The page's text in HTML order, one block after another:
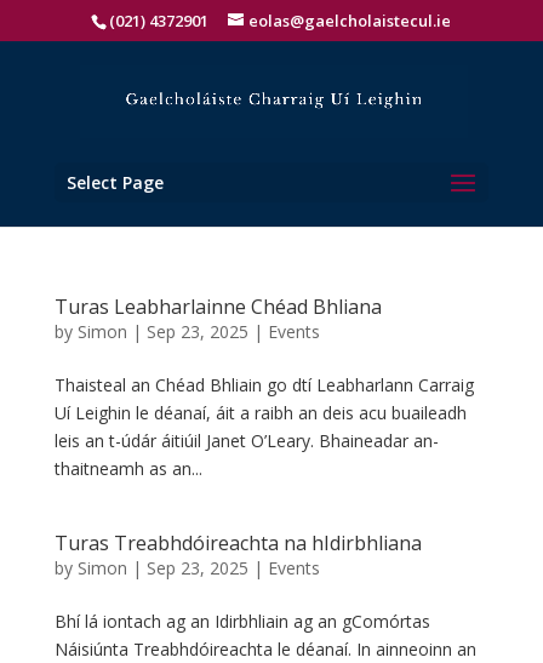
(021) 4372901 eolas@gaelcholaistecul.ie
Select Page
Turas Leabharlainne Chéad Bhliana
by Simon | Sep 23, 2025 | Events
Thaisteal an Chéad Bhliain go dtí Leabharlann Carraig
Uí Leighin le déanaí, áit a raibh an deis acu buaileadh
leis an t-údár áitiúil Janet O’Leary. Bhaineadar an-
thaitneamh as an...
Turas Treabhdóireachta na hIdirbhliana
by Simon | Sep 23, 2025 | Events
Bhí lá iontach ag an Idirbhliain ag an gComórtas
Náisiúnta Treabhdóireachta le déanaí. In ainneoinn an